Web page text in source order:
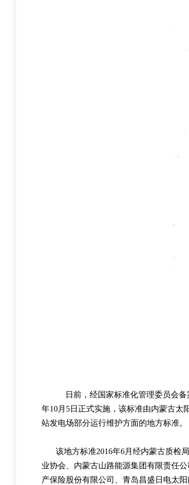
日前， 经国家标准化管理委员会备
年10月 5日正式实施 ， 该标准由内蒙古太
站发电场部分运行维护方面的地方标准。
该地方标准2016年6月经内蒙古质检
业协会
内蒙古山路能源集团有限责任公
产保险股份有限公司
青岛昌盛日电太